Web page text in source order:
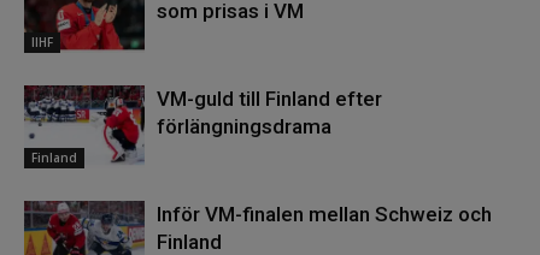
IIHF
som prisas i VM
Finland
VM-guld till Finland efter
förlängningsdrama
Inför VM-finalen mellan Schweiz och
Finland